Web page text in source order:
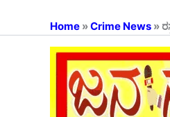
Home »Crime News »